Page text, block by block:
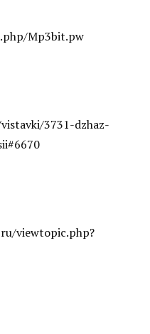
Mp3bit.pw
3731-dzhaz-
viewtopic.php?